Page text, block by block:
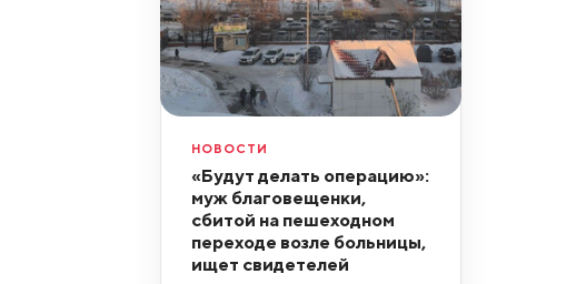
НОВОСТИ
«Будут делать операцию»:
муж благовещенки,
сбитой на пешеходном
переходе возле больницы,
ищет свидетелей